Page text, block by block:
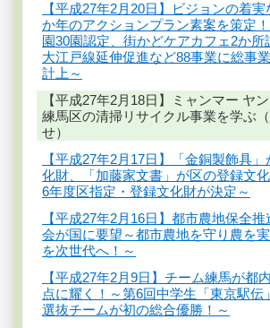
【平成27年2月20日】ビジョンの着
か年のアクションプラン素案を策定
園30園認定、街かどケアカフェ2か所
大江戸線延伸促進など88事業に総事
計上～
【平成27年2月18日】ミャンマー ヤ
練馬区の清掃リサイクル事業を学ぶ
せ）
【平成27年2月17日】「金銅製飾具
化財、「加藤家文書」が区の登録文
6年度区指定・登録文化財が決定～
【平成27年2月16日】都市農地保全
会が国に要望～都市農地を守り農を
を次世代へ！～
【平成27年2月9日】チーム練馬が都
点に耀く！～第6回中学生「東京駅伝
選抜チームが初の総合優勝！～